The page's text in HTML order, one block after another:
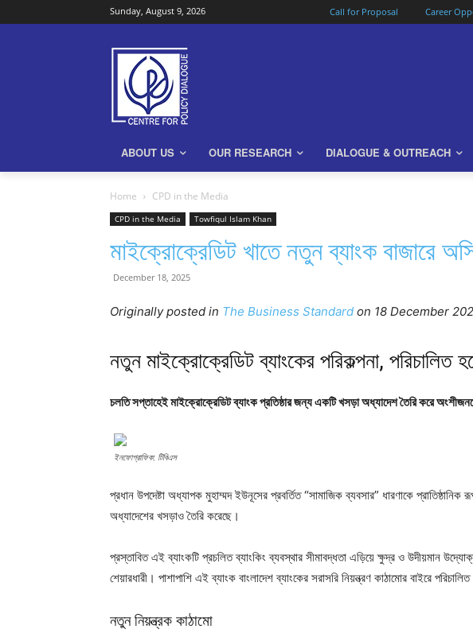
Sunday, August 9, 2026 Call for Proposal Career
ABOUT US OUR RESEARCH DIALOGUE & OUTREACH
Home CPD in the Media
CPD in the Media Towfiqul Islam Khan
মাইক্রোক্রেডিট খাতে নতুন ব্যাংক বাজারে
December 18, 2025
Originally posted in The Business Standard on 18 December
নতুন মাইক্রোক্রেডিট ব্যাংকের পরিকল্পনা, পরিচালিত
চলতি সপ্তাহেই মাইক্রোক্রেডিট ব্যাংক প্রতিষ্ঠার জন্য একটি খসড়া অধ্যাদেশ তৈরি করে
ইনফোগ্রাফিক: টিবিএস
প্রধান উপদেষ্টা অধ্যাপক মুহাম্মদ ইউনূসের প্রবর্তিত “সামাজিক ব্যবসার” ধারণাকে
অধ্যাদেশের খসড়াও তৈরি করেছে।
প্রস্তাবিত এই ব্যাংকটি প্রচলিত ব্যাংকিং ব্যবস্থার সীমাবদ্ধতা এড়িয়ে ক্ষুদ্র ও উদীয়মান
শেয়ারধারী। পাশাপাশি এই ব্যাংক বাংলাদেশ ব্যাংকের সরাসরি নিয়ন্ত্রণ কাঠামোর বাইরে
নতুন নিয়ন্ত্রক কাঠামো